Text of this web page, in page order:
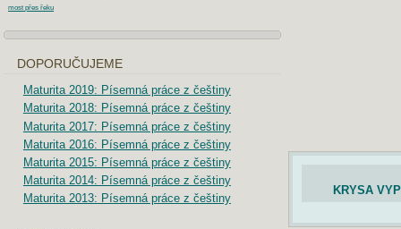
KRYSA
most přes řeku
DOPORUČUJEME
Maturita 2019: Písemná práce z češtiny
Maturita 2018: Písemná práce z češtiny
Maturita 2017: Písemná práce z češtiny
Maturita 2016: Písemná práce z češtiny
Maturita 2015: Písemná práce z češtiny
Maturita 2014: Písemná práce z češtiny
Maturita 2013: Písemná práce z češtiny